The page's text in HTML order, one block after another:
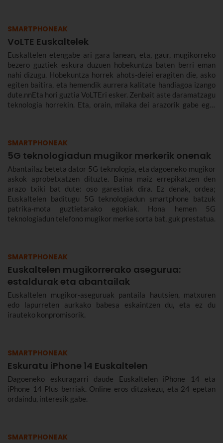
SMARTPHONEAK
VoLTE Euskaltelek
Euskaltelen etengabe ari gara lanean, eta, gaur, mugikorreko
bezero guztiek eskura duzuen hobekuntza baten berri eman
nahi dizugu. Hobekuntza horrek ahots-deiei eragiten die, asko
egiten baitira, eta hemendik aurrera kalitate handiagoa izango
dute.nnEta hori guztia VoLTEri esker. Zenbait aste daramatzagu
teknologia horrekin. Eta, orain, milaka dei arazorik gabe egin
SMARTPHONEAK
5G teknologiadun mugikor merkerik onenak
Abantailaz beteta dator 5G teknologia, eta dagoeneko mugikor
askok aprobetxatzen dituzte. Baina maiz errepikatzen den
arazo txiki bat dute: oso garestiak dira. Ez denak, ordea;
Euskaltelen baditugu 5G teknologiadun smartphone batzuk
patrika-mota guztietarako egokiak. Hona hemen 5G
teknologiadun telefono mugikor merke sorta bat, guk prestatua.
SMARTPHONEAK
Euskaltelen mugikorrerako asegurua:
estaldurak eta abantailak
Euskaltelen mugikor-aseguruak pantaila hautsien, matxuren
edo lapurreten aurkako babesa eskaintzen du, eta ez du
irauteko konpromisorik.
SMARTPHONEAK
Eskuratu iPhone 14 Euskaltelen
Dagoeneko eskuragarri daude Euskaltelen iPhone 14 eta
iPhone 14 Plus berriak. Online eros ditzakezu, eta 24 epetan
ordaindu, interesik gabe.
SMARTPHONEAK